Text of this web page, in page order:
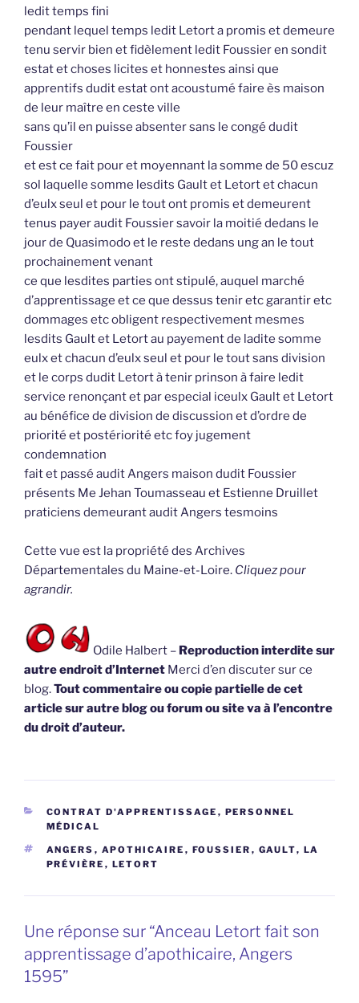
ledit temps fini
pendant lequel temps ledit Letort a promis et demeure
tenu servir bien et fidèlement ledit Foussier en sondit
estat et choses licites et honnestes ainsi que
apprentifs dudit estat ont acoustumé faire ès maison
de leur maître en ceste ville
sans qu’il en puisse absenter sans le congé dudit
Foussier
et est ce fait pour et moyennant la somme de 50 escuz
sol laquelle somme lesdits Gault et Letort et chacun
d’eulx seul et pour le tout ont promis et demeurent
tenus payer audit Foussier savoir la moitié dedans le
jour de Quasimodo et le reste dedans ung an le tout
prochainement venant
ce que lesdites parties ont stipulé, auquel marché
d’apprentissage et ce que dessus tenir etc garantir etc
dommages etc obligent respectivement mesmes
lesdits Gault et Letort au payement de ladite somme
eulx et chacun d’eulx seul et pour le tout sans division
et le corps dudit Letort à tenir prinson à faire ledit
service renonçant et par especial iceulx Gault et Letort
au bénéfice de division de discussion et d’ordre de
priorité et postériorité etc foy jugement
condemnation
fait et passé audit Angers maison dudit Foussier
présents Me Jehan Toumasseau et Estienne Druillet
praticiens demeurant audit Angers tesmoins
Cette vue est la propriété des Archives
Départementales du Maine-et-Loire. Cliquez pour
agrandir.
Odile Halbert – Reproduction interdite sur
autre endroit d’Internet Merci d’en discuter sur ce
blog.Tout commentaire ou copie partielle de cet
article sur autre blog ou forum ou site va à l’encontre
du droit d’auteur.
CATÉGORIES
CONTRAT D'APPRENTISSAGE , PERSONNEL
MÉDICAL
ÉTIQUETTES
ANGERS , APOTHICAIRE , FOUSSIER , GAULT, LA
PRÉVIÈRE , LETORT
Une réponse sur “Anceau Letort fait son
apprentissage d’apothicaire, Angers
1595”